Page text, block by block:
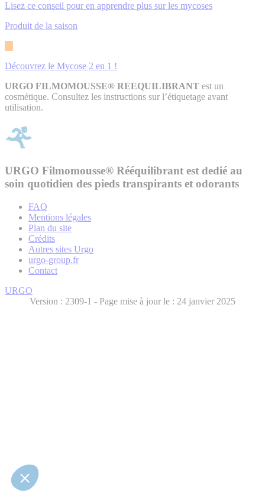
Lisez ce conseil pour en apprendre plus sur les mycoses
Produit de la saison
Découvrez le Mycose 2 en 1 !
URGO FILMOMOUSSE® REEQUILIBRANT est un
cosmétique. Consultez les instructions sur l’étiquetage avant
utilisation.
URGO Filmomousse® Rééquilibrant est dedié au
soin quotidien des pieds transpirants et odorants
FAQ
Mentions légales
Plan du site
Crédits
Autres sites Urgo
urgo-group.fr
Contact
URGO
Version :
- Page mise à jour le : 24 janvier 2025